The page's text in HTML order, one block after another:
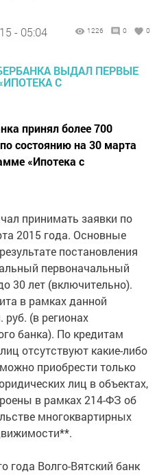
- 05:04 1226 0 0
принял более 700
состоянию на 30 марта
«Ипотека с
принимать заявки по
2015 года. Основные
постановления
первоначальный
30 лет (включительно).
в рамках данной
(в регионах
банка). По кредитам
отсутствуют какие-либо
приобрести только
лиц в объектах,
в рамках 214-ФЗ об
многоквартирных
года Волго-Вятский банк